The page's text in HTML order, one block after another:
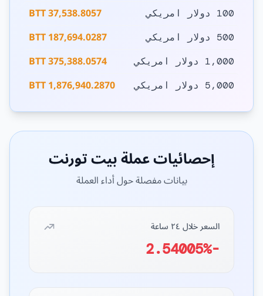
100 دولار امريكي 37,538.8057 BTT
500 دولار امريكي 187,694.0287 BTT
1,000 دولار امريكي 375,388.0574 BTT
5,000 دولار امريكي 1,876,940.2870 BTT
إحصائيات عملة بيت تورنت
بيانات مفصلة حول أداء العملة
السعر خلال ٢٤ ساعة
-2.54005%